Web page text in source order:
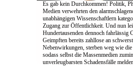
Es gab kein Durchkommen! Politik,
Medien verwehrten den
unabhängigen Wissenschaftlern
Zugang zur Öffentlichkeit. Und nun
Hundertausenden dennoch fahrlässig
Geimpften bereits zahllose an
Nebenwirkungen, sterben weg wie
sodass selbst die Massenmedien
unverleugbarsten Schadensfälle